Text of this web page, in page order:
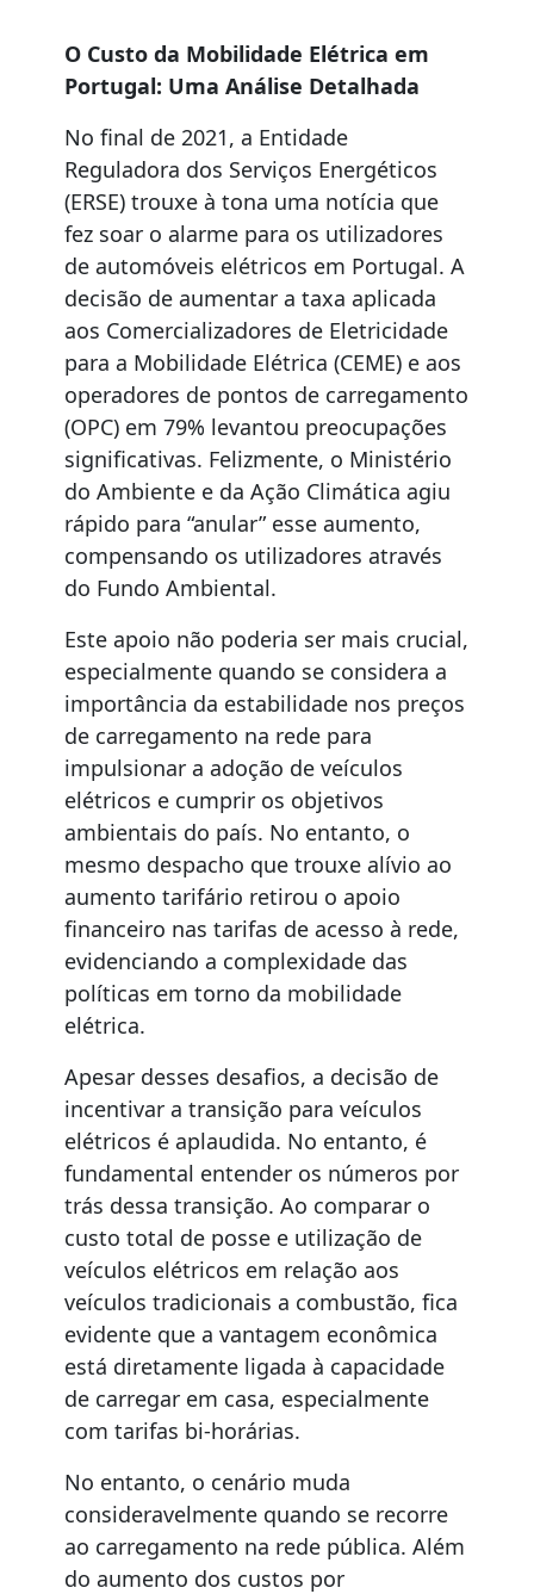
O Custo da Mobilidade Elétrica em
Portugal: Uma Análise Detalhada
No final de 2021, a Entidade
Reguladora dos Serviços Energéticos
(ERSE) trouxe à tona uma notícia que
fez soar o alarme para os utilizadores
de automóveis elétricos em Portugal. A
decisão de aumentar a taxa aplicada
aos Comercializadores de Eletricidade
para a Mobilidade Elétrica (CEME) e aos
operadores de pontos de carregamento
(OPC) em 79% levantou preocupações
significativas. Felizmente, o Ministério
do Ambiente e da Ação Climática agiu
rápido para “anular” esse aumento,
compensando os utilizadores através
do Fundo Ambiental.
Este apoio não poderia ser mais crucial,
especialmente quando se considera a
importância da estabilidade nos preços
de carregamento na rede para
impulsionar a adoção de veículos
elétricos e cumprir os objetivos
ambientais do país. No entanto, o
mesmo despacho que trouxe alívio ao
aumento tarifário retirou o apoio
financeiro nas tarifas de acesso à rede,
evidenciando a complexidade das
políticas em torno da mobilidade
elétrica.
Apesar desses desafios, a decisão de
incentivar a transição para veículos
elétricos é aplaudida. No entanto, é
fundamental entender os números por
trás dessa transição. Ao comparar o
custo total de posse e utilização de
veículos elétricos em relação aos
veículos tradicionais a combustão, fica
evidente que a vantagem econômica
está diretamente ligada à capacidade
de carregar em casa, especialmente
com tarifas bi-horárias.
No entanto, o cenário muda
consideravelmente quando se recorre
ao carregamento na rede pública. Além
do aumento dos custos por